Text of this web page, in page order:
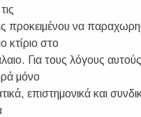
προκειμένου να
κτίριο στο
Για τους λόγους
μόνο
επιστημονικά και